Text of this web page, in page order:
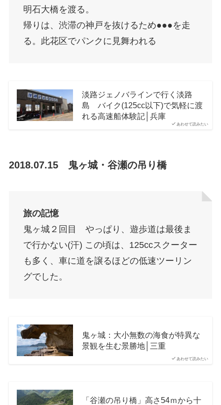
明石大橋を渡る。
帰りは、渋滞の神戸を抜けるため●●●を走
る。此花区でパンクに見舞われる
あわせて読みたい
淡路ジェノバラインで行く淡路
島 バイク(125cc以下)で気軽に渡
れる高速船体験記│兵庫
2018.07.15 鬼ヶ城・谷瀬の吊り橋
旅の記憶
鬼ヶ城２回目 やっぱり、遊歩道は最後ま
で行かない(汗) この頃は、125ccスクーター
も多く、車に道を譲るほどの低速ツーリン
グでした。
あわせて読みたい
鬼ヶ城：大小無数の海食が特異な
景観を生む景勝地│三重
「谷瀬の吊り橋」高さ54ｍから十